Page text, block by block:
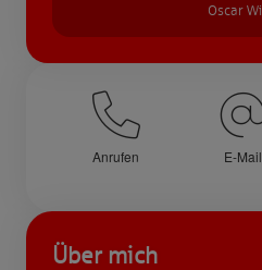
Oscar
Anrufen E-Mail
Über mich